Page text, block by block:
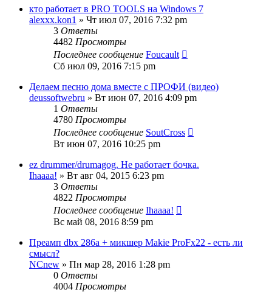
кто работает в PRO TOOLS на Windows 7
alexxx.kon1 » Чт июл 07, 2016 7:32 pm
3 Ответы
4482 Просмотры
Последнее сообщение Foucault
Сб июл 09, 2016 7:15 pm
Делаем песню дома вместе с ПРОФИ (видео)
deussoftwebru » Вт июн 07, 2016 4:09 pm
1 Ответы
4780 Просмотры
Последнее сообщение SoutCross
Вт июн 07, 2016 10:25 pm
ez drummer/drumagog. Не работает бочка.
Ihaaaa! » Вт авг 04, 2015 6:23 pm
3 Ответы
4822 Просмотры
Последнее сообщение Ihaaaa!
Вс май 08, 2016 8:59 pm
Преамп dbx 286a + микшер Makie ProFx22 - есть ли
смысл?
NCnew » Пн мар 28, 2016 1:28 pm
0 Ответы
4004 Просмотры